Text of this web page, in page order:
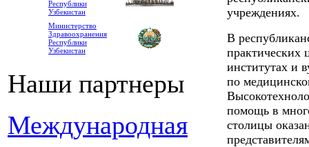
Республики
Узбекистан
Министерство
Здравоохранения
Республики
Узбекистан
Наши партнеры
Международная
учреждениях.
В
практических
институтах и
по
помощь в
столицы